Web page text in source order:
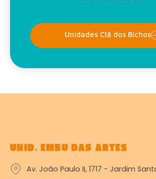
Unidades Clã dos Bichos
UNID. EMBU DAS ARTES
Av. João Paulo II, 1717 - Jardim